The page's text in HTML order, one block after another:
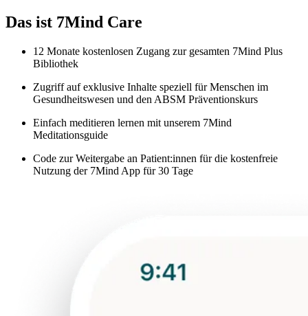
Das ist 7Mind Care
12 Monate kostenlosen Zugang zur gesamten 7Mind Plus
Bibliothek
Zugriff auf exklusive Inhalte speziell für Menschen im
Gesundheitswesen und den ABSM Präventionskurs
Einfach meditieren lernen mit unserem 7Mind
Meditationsguide
Code zur Weitergabe an Patient:innen für die kostenfreie
Nutzung der 7Mind App für 30 Tage